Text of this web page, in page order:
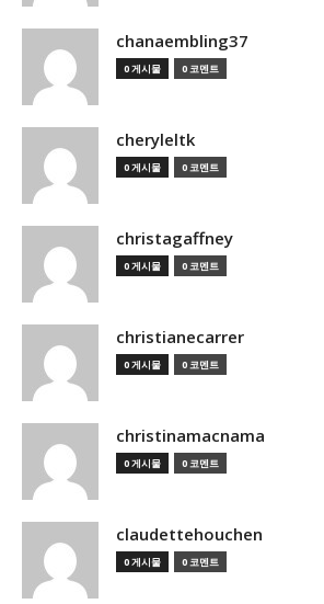
chanaembling37
0 게시물 0 코멘트
cheryleltk
0 게시물 0 코멘트
christagaffney
0 게시물 0 코멘트
christianecarrer
0 게시물 0 코멘트
christinamacnama
0 게시물 0 코멘트
claudettehouchen
0 게시물 0 코멘트